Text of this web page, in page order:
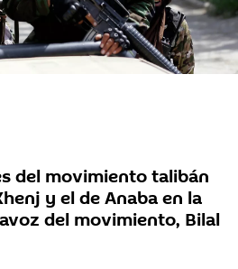
del movimiento talibán
y el de Anaba en la
del movimiento, Bilal